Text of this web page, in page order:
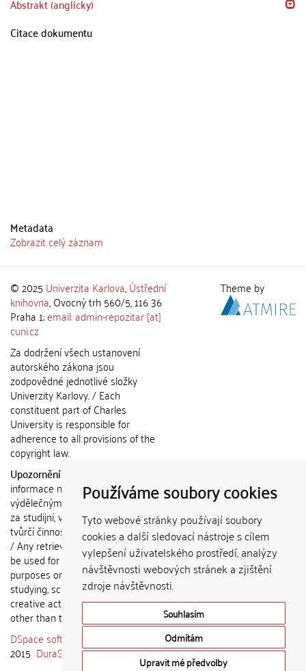
Používáme soubory cookies
Tyto webové stránky používají soubory
cookies a další sledovací nástroje s cílem
vylepšení uživatelského prostředí, analýzy
návštěvnosti webových stránek a zjištění
zdroje návštěvnosti.
Souhlasím
Odmítám
Upravit mé předvolby
Abstrakt (anglicky)
Citace dokumentu
Metadata
Zobrazit celý záznam
© 2025 Univerzita Karlova,Ústřední
knihovna, Ovocný trh 560/5, 116 36
Praha 1;email: admin-repozitar [at]
cuni.cz
Za dodržení všech ustanovení
autorského zákona jsou
zodpovědné jednotlivé složky
Univerzity Karlovy. / Each
constituent part of Charles
University is responsible for
adherence to all provisions of the
copyright law.
Upozornění / Notice:
informace nemohou být použity k
výdělečným účelům nebo vydávány
za studijní, vědeckou nebo jinou
tvůrčí činnost jiné osoby než autora.
/ Any retrieved information shall not
be used for any commercial
purposes or claimed as results of
studying, scientific or any other
creative activities of any person
other than the author.
DSpace software
copyright © 2002-
2015 DuraSpace
Theme by